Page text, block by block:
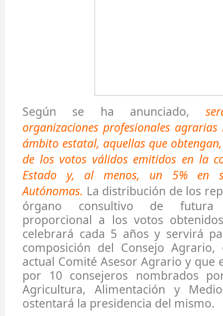
Según se ha anunciado,
organizaciones profesionales agrarias
ámbito estatal, aquellas que
de los votos válidos emitidos en la
Estado y, al menos, un 5% en
Autónomas. La distribución de los
órgano consultivo de futura
proporcional a los votos
celebrará cada 5 años y servirá
composición del Consejo
actual Comité Asesor Agrario y que
por 10 consejeros nombrados
Agricultura, Alimentación y
ostentará la presidencia del mismo.